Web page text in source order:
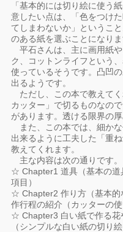
「基本的には切り絵に使う
意したい点は、「色をつけ
てしまわないか」というこ
のある紙を選ぶことになりま
平石さんは、主に画用紙
ク、コットンライフという
使っているそうです。凸凹
出るようです。
ただし、この本で教えて
カッター」で切るものなの
があります。透ける限界の
また、この本では、細か
出来るように工夫した「重
教えてくれます。
主な内容は次の通りです。
☆ Chapter1 道具（基本の道
項目）
☆ Chapter2 作り方（基本的
作行程の紹介（カッターの
☆ Chapter3 白い紙で作る花
（シンプルな白い紙の切り